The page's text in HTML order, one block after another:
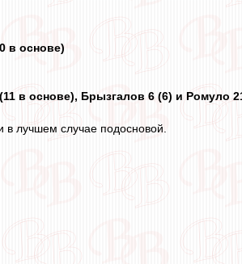
в основе)
в основе), Брызгалов 6 (6) и Ромуло
в лучшем случае подосновой.